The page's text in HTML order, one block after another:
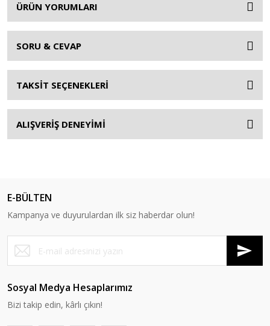
ÜRÜN YORUMLARI
SORU & CEVAP
TAKSİT SEÇENEKLERİ
ALIŞVERİŞ DENEYİMİ
E-BÜLTEN
Kampanya ve duyurulardan ilk siz haberdar olun!
Sosyal Medya Hesaplarımız
Bizi takip edin, kârlı çıkın!